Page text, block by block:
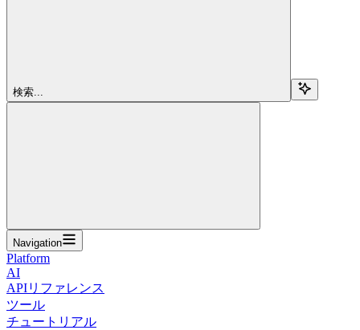
検索...
Navigation
Platform
AI
APIリファレンス
ツール
チュートリアル